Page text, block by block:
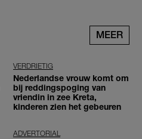
MEER
VERDRIETIG
Nederlandse vrouw komt om
bij reddingspoging van
vriendin in zee Kreta,
kinderen zien het gebeuren
ADVERTORIAL